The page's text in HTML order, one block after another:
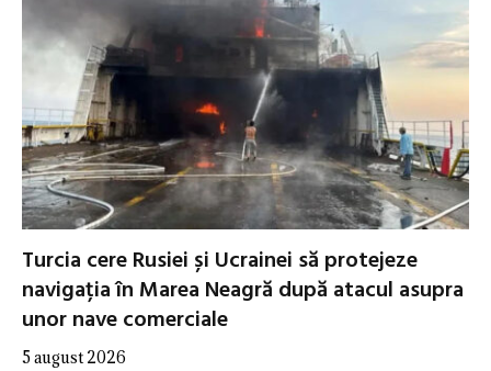
Turcia cere Rusiei și Ucrainei să protejeze
navigația în Marea Neagră după atacul asupra
unor nave comerciale
5 august 2026